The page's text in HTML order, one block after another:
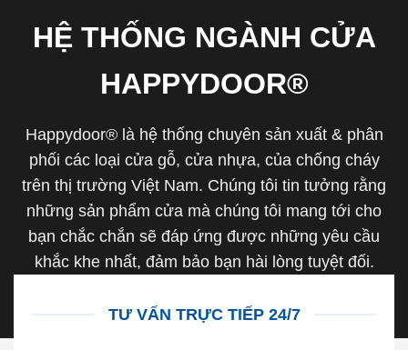
HỆ THỐNG NGÀNH CỬA
HAPPYDOOR®
Happydoor® là hệ thống chuyên sản xuất & phân
phối các loại cửa gỗ, cửa nhựa, của chống cháy
trên thị trường Việt Nam. Chúng tôi tin tưởng rằng
những sản phẩm cửa mà chúng tôi mang tới cho
bạn chắc chắn sẽ đáp ứng được những yêu cầu
khắc khe nhất, đảm bảo bạn hài lòng tuyệt đối.
TƯ VẤN TRỰC TIẾP 24/7